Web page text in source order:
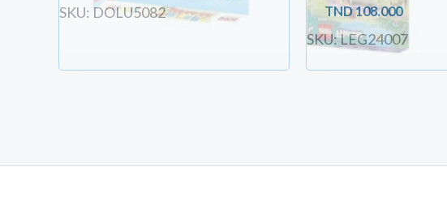
SKU: DOLU5082 TND108.000
SKU: LEG24007